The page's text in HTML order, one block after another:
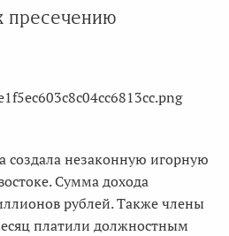
пресечению
создала незаконную игорную
Сумма дохода
рублей. Также члены
платили должностным